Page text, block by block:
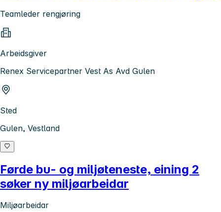
Teamleder rengjøring
Arbeidsgiver
Renex Servicepartner Vest As Avd Gulen
Sted
Gulen, Vestland
Førde bu- og miljøteneste, eining 2
søker ny miljøarbeidar
Miljøarbeidar